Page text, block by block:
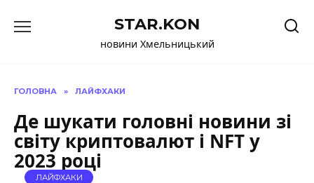
до
STAR.KON
новини Хмельницький
ГОЛОВНА » ЛАЙФХАКИ
Де шукати головні новини зі
світу криптовалют і NFT у
2023 році
ЛАЙФХАКИ